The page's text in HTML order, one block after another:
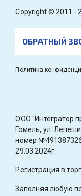
Copyright © 2011 -
ОБРАТНЫЙ
Политика
OOO "Интегратор
Гомель, ул.
номер
29.03.2024г.
Регистрация в
Заполняя любую